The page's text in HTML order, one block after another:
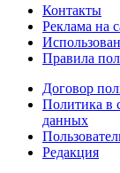
Контакты
Реклама на
Правила
Договор
Политика в
данных
Редакция